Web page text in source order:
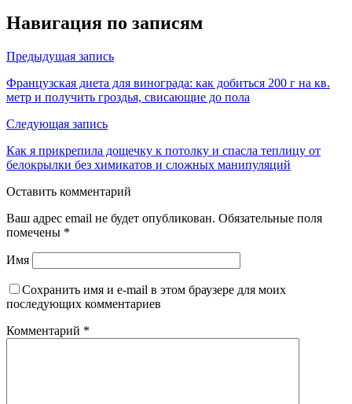
Навигация по записям
Предыдущая запись
Французская диета для винограда: как добиться 200 г на кв.
метр и получить гроздья, свисающие до пола
Следующая запись
Как я прикрепила дощечку к потолку и спасла теплицу от
белокрылки без химикатов и сложных манипуляций
Оставить комментарий
Ваш адрес email не будет опубликован. Обязательные поля
помечены *
Имя
Сохранить имя и e-mail в этом браузере для моих
последующих комментариев
Комментарий *